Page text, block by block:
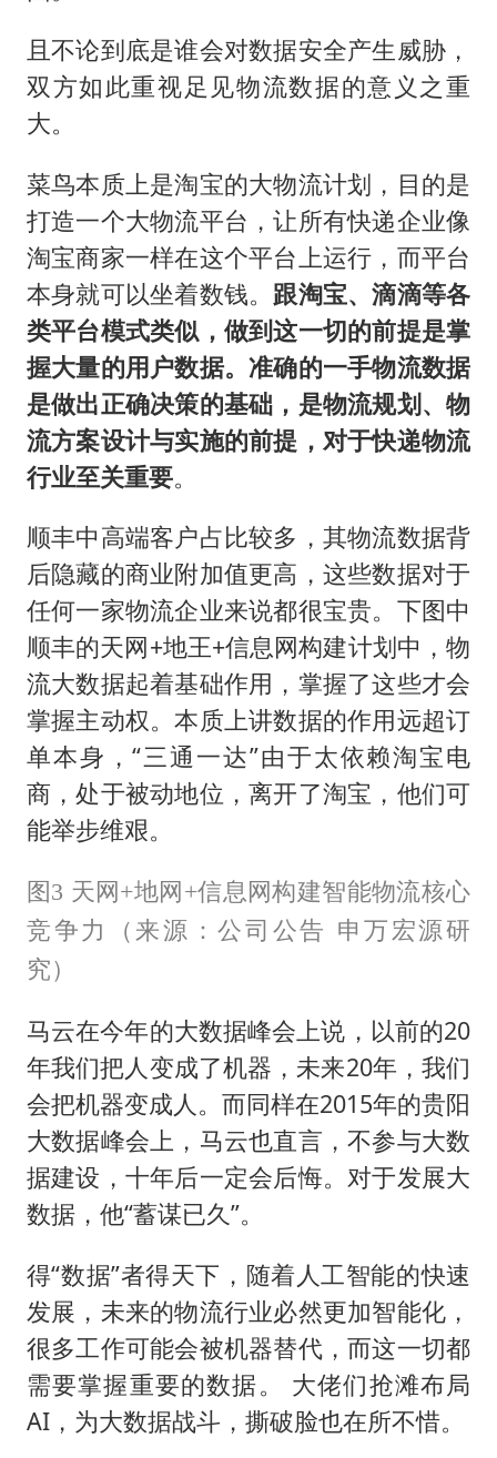
且不论到底是谁会对数据安全产生威胁，
双方如此重视足见物流数据的意义之重
大。
菜鸟本质上是淘宝的大物流计划，目的是
打造一个大物流平台，让所有快递企业像
淘宝商家一样在这个平台上运行，而平台
本身就可以坐着数钱。 跟淘宝、滴滴等各
类平台模式类似，做到这一切的前提是掌
握大量的用户数据。准确的一手物流数据
是做出正确决策的基础，是物流规划、物
流方案设计与实施的前提，对于快递物流
行业至关重要。
顺丰中高端客户占比较多，其物流数据背
后隐藏的商业附加值更高，这些数据对于
任何一家物流企业来说都很宝贵。下图中
顺丰的天网+地王+信息网构建计划中，物
流大数据起着基础作用，掌握了这些才会
掌握主动权。本质上讲数据的作用远超订
单本身，“三通一达”由于太依赖淘宝电
商，处于被动地位，离开了淘宝，他们可
能举步维艰。
图3 天网+地网+信息网构建智能物流核心
竞争力（来源：公司公告 申万宏源研
究）
马云在今年的大数据峰会上说，以前的20
年我们把人变成了机器，未来20年，我们
会把机器变成人。而同样在2015年的贵阳
大数据峰会上，马云也直言，不参与大数
据建设，十年后一定会后悔。对于发展大
数据，他“蓄谋已久”。
得“数据”者得天下，随着人工智能的快速
发展，未来的物流行业必然更加智能化，
很多工作可能会被机器替代，而这一切都
需要掌握重要的数据。 大佬们抢滩布局
AI，为大数据战斗，撕破脸也在所不惜。